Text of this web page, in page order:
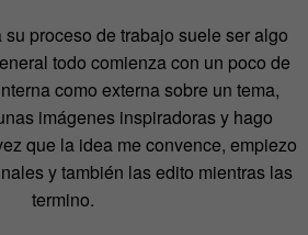
proceso de trabajo suele ser algo
todo comienza con un poco de
como externa sobre un tema,
imágenes inspiradoras y hago
que la idea me convence, empiezo
y también las edito mientras las
termino.